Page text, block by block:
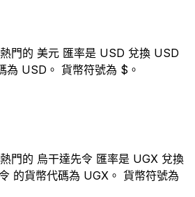
門的 美元 匯率是 USD 兌換 USD
為 USD。 貨幣符號為 $。
門的 烏干達先令 匯率是 UGX 兌換
的貨幣代碼為 UGX。 貨幣符號為